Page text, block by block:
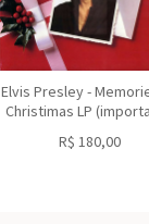
Elvis Presley -
Christimas LP
R$ 180,00